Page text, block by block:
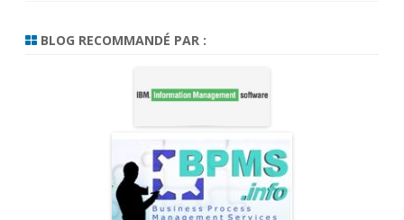
BLOG RECOMMANDÉ PAR :